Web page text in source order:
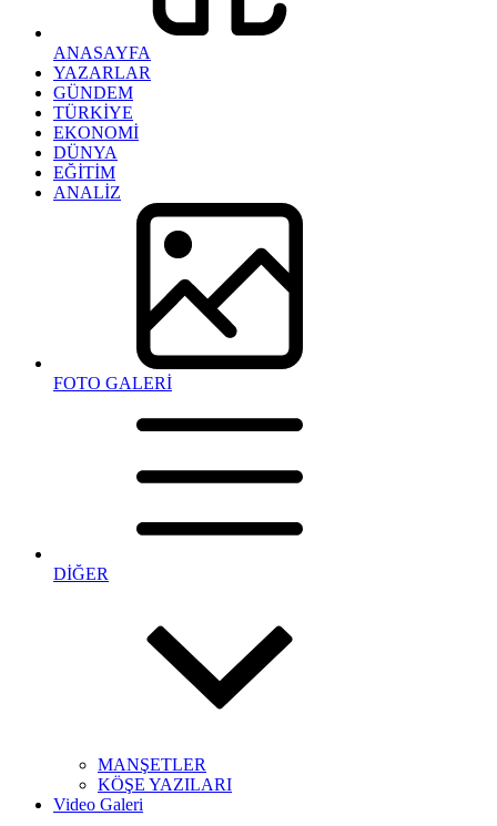
ANASAYFA
YAZARLAR
GÜNDEM
TÜRKİYE
EKONOMİ
DÜNYA
EĞİTİM
ANALİZ
FOTO GALERİ
DİĞER
MANŞETLER
KÖŞE YAZILARI
Video Galeri